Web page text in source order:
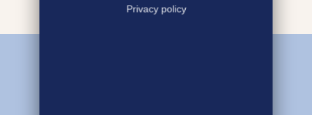
Privacy policy